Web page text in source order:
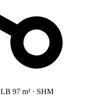
LB 97 m² · SHM